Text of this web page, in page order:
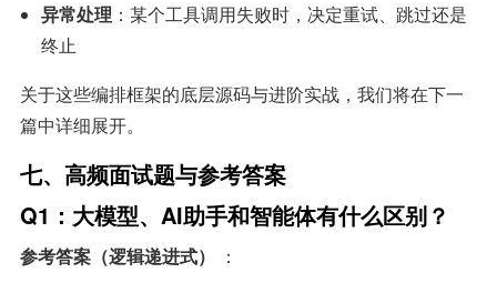
异常处理 ：某个工具调用失败时，决定重试、跳过还是
终止
关于这些编排框架的底层源码与进阶实战，我们将在下一
篇中详细展开。
七、高频面试题与参考答案
Q1：大模型、AI助手和智能体有什么区别？
参考答案（逻辑递进式）
：